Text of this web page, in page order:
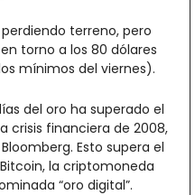
terreno, pero
torno a los 80 dólares
mínimos del viernes).
del oro ha superado el
crisis financiera de 2008,
Esto supera el
la criptomoneda
“oro digital”.